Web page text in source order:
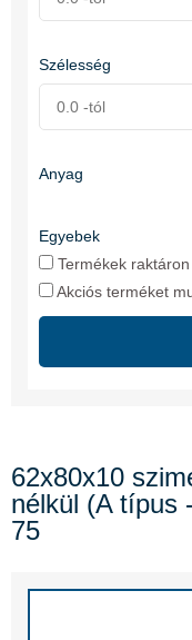
Szélesség
Anyag
Egyebek
Termékek raktáron
Akciós terméket
62x80x10
nélkül (A típus
75